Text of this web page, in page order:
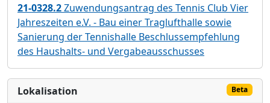
21-0328.2Zuwendungsantrag des Tennis Club Vier
Jahreszeiten e.V. - Bau einer Traglufthalle sowie
Sanierung der Tennishalle Beschlussempfehlung
des Haushalts- und Vergabeausschusses
Lokalisation Beta